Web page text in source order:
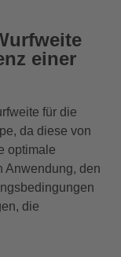
einer
für die
da diese von
optimale
Anwendung, den
die